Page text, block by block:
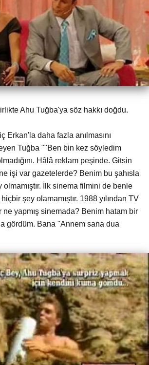
Ahu Tuğba'ya söz hakkı doğdu.
Erkan'la daha fazla anılmasını
Tuğba ""Ben bin kez söyledim
Hâlâ reklam peşinde. Gitsin
işi var gazetelerde? Benim bu şahısla
İlk sinema filmini de benle
şey olamamıştır. 1988 yılından TV
ne yapmış sinemada? Benim hatam bir
gördüm. Bana "Annem sana dua